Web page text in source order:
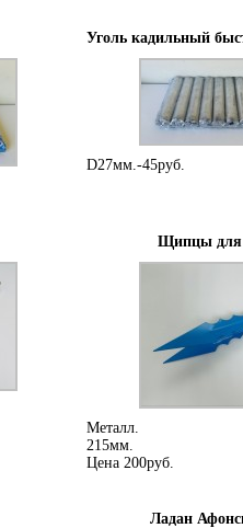
Уголь кадильный
D27мм.-45руб.
Щипцы для
Металл.
215мм.
Цена 200руб.
Ладан